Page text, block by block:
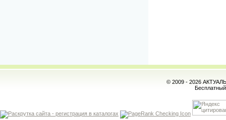
© 2009 - 2026